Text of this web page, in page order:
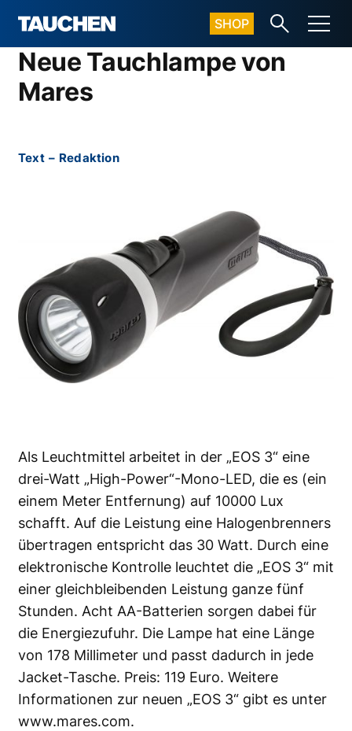
SHOP
Neue Tauchlampe von
Mares
Text – Redaktion
Als Leuchtmittel arbeitet in der „EOS 3“ eine
drei-Watt „High-Power“-Mono-LED, die es (ein
einem Meter Entfernung) auf 10000 Lux
schafft. Auf die Leistung eine Halogenbrenners
übertragen entspricht das 30 Watt. Durch eine
elektronische Kontrolle leuchtet die „EOS 3“ mit
einer gleichbleibenden Leistung ganze fünf
Stunden. Acht AA-Batterien sorgen dabei für
die Energiezufuhr. Die Lampe hat eine Länge
von 178 Millimeter und passt dadurch in jede
Jacket-Tasche. Preis: 119 Euro. Weitere
Informationen zur neuen „EOS 3“ gibt es unter
www.mares.com.